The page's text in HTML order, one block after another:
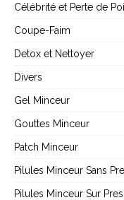
Célébrité et Perte de
Coupe-Faim
Detox et Nettoyer
Divers
Gel Minceur
Gouttes Minceur
Patch Minceur
Pilules Minceur Sans
Pilules Minceur Sur